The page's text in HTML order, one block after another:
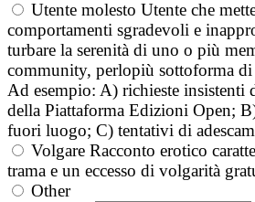
Utente molesto Utente che
comportamenti sgradevoli e
turbare la serenità di uno o più
community, perlopiù sottoforma
Ad esempio: A) richieste
della Piattaforma Edizioni Open;
fuori luogo; C) tentativi di
Volgare Racconto erotico
trama e un eccesso di volgarità
Other